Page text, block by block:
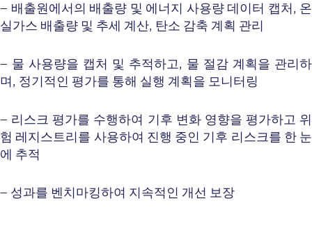
– 배출원에서의 배출량 및 에너지 사용량 데이터 캡처, 온
실가스 배출량 및 추세 계산, 탄소 감축 계획 관리
– 물 사용량을 캡처 및 추적하고, 물 절감 계획을 관리하
며, 정기적인 평가를 통해 실행 계획을 모니터링
– 리스크 평가를 수행하여 기후 변화 영향을 평가하고 위
험 레지스트리를 사용하여 진행 중인 기후 리스크를 한 눈
에 추적
– 성과를 벤치마킹하여 지속적인 개선 보장